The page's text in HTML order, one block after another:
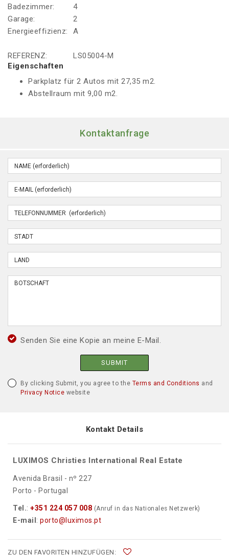
Badezimmer:
4
Garage:
2
Energieeffizienz:
A
REFERENZ:
LS05004-M
Eigenschaften
Parkplatz für 2 Autos mit 27,35 m2.
Abstellraum mit 9,00 m2.
Kontaktanfrage
Senden Sie eine Kopie an meine E-Mail.
SUBMIT
By clicking Submit, you agree to the Terms and Conditions and
Privacy Notice website
Kontakt Details
LUXIMOS Christies International Real Estate
Avenida Brasil - nº 227
Porto - Portugal
Tel.: +351 224 057 008 (Anruf in das Nationales Netzwerk)
E-mail : porto@luximos.pt
ZU DEN FAVORITEN HINZUFÜGEN: